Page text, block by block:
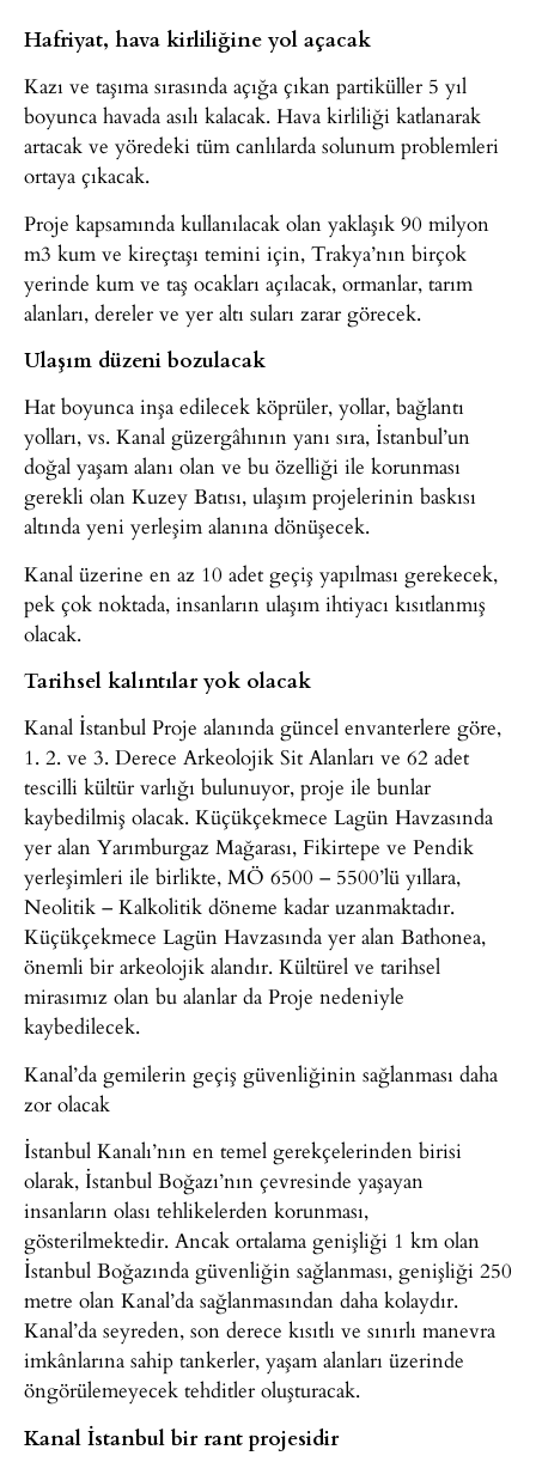
Hafriyat, hava kirliliğine yol açacak
Kazı ve taşıma sırasında açığa çıkan partiküller 5 yıl
boyunca havada asılı kalacak. Hava kirliliği katlanarak
artacak ve yöredeki tüm canlılarda solunum problemleri
ortaya çıkacak.
Proje kapsamında kullanılacak olan yaklaşık 90 milyon
m3 kum ve kireçtaşı temini için, Trakya’nın birçok
yerinde kum ve taş ocakları açılacak, ormanlar, tarım
alanları, dereler ve yer altı suları zarar görecek.
Ulaşım düzeni bozulacak
Hat boyunca inşa edilecek köprüler, yollar, bağlantı
yolları, vs. Kanal güzergâhının yanı sıra, İstanbul’un
doğal yaşam alanı olan ve bu özelliği ile korunması
gerekli olan Kuzey Batısı, ulaşım projelerinin baskısı
altında yeni yerleşim alanına dönüşecek.
Kanal üzerine en az 10 adet geçiş yapılması gerekecek,
pek çok noktada, insanların ulaşım ihtiyacı kısıtlanmış
olacak.
Tarihsel kalıntılar yok olacak
Kanal İstanbul Proje alanında güncel envanterlere göre,
1. 2. ve 3. Derece Arkeolojik Sit Alanları ve 62 adet
tescilli kültür varlığı bulunuyor, proje ile bunlar
kaybedilmiş olacak. Küçükçekmece Lagün Havzasında
yer alan Yarımburgaz Mağarası, Fikirtepe ve Pendik
yerleşimleri ile birlikte, MÖ 6500 – 5500’lü yıllara,
Neolitik – Kalkolitik döneme kadar uzanmaktadır.
Küçükçekmece Lagün Havzasında yer alan Bathonea,
önemli bir arkeolojik alandır. Kültürel ve tarihsel
mirasımız olan bu alanlar da Proje nedeniyle
kaybedilecek.
Kanal’da gemilerin geçiş güvenliğinin sağlanması daha
zor olacak
İstanbul Kanalı’nın en temel gerekçelerinden birisi
olarak, İstanbul Boğazı’nın çevresinde yaşayan
insanların olası tehlikelerden korunması,
gösterilmektedir. Ancak ortalama genişliği 1 km olan
İstanbul Boğazında güvenliğin sağlanması, genişliği 250
metre olan Kanal’da sağlanmasından daha kolaydır.
Kanal’da seyreden, son derece kısıtlı ve sınırlı manevra
imkânlarına sahip tankerler, yaşam alanları üzerinde
öngörülemeyecek tehditler oluşturacak.
Kanal İstanbul bir rant projesidir